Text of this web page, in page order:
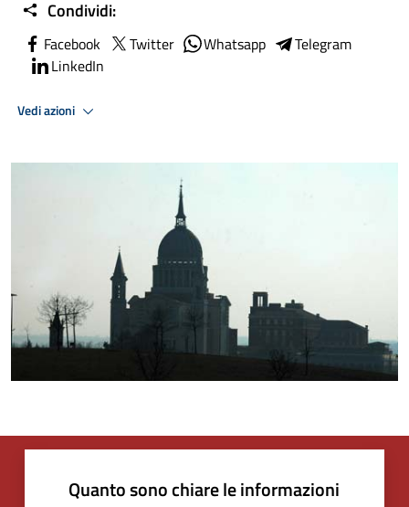
Condividi:
Facebook Twitter Whatsapp
Telegram
LinkedIn
Vedi azioni
Quanto sono chiare le informazioni